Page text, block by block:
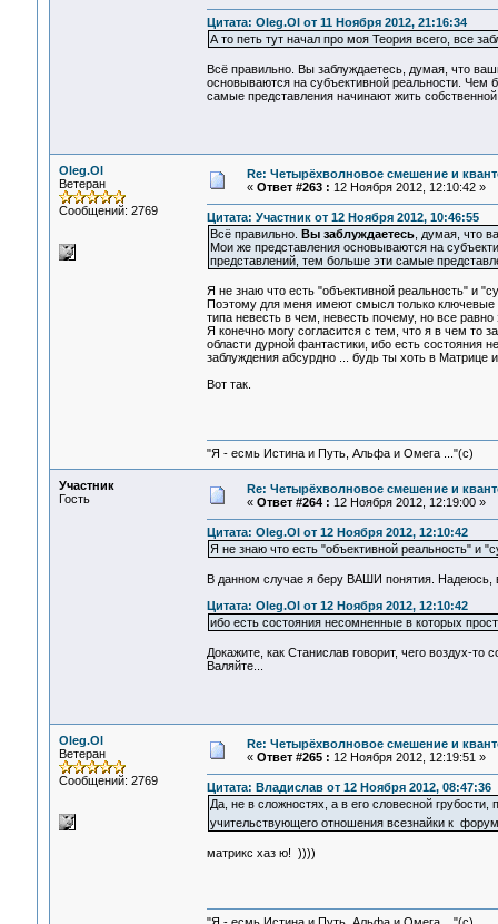
Цитата: Oleg.Ol от 11 Ноября 2012, 21:16:34
А то петь тут начал про моя Теория всего, все
Всё правильно. Вы заблуждаетесь, думая, что
основываются на субъективной реальности. Чем
самые представления начинают жить
Oleg.Ol
Ветеран
Сообщений: 2769
Re: Четырёхволновое смешение и
« Ответ #263 : 12 Ноября 2012, 12:10:42 »
Цитата: Участник от 12 Ноября 2012, 10:46:55
Всё правильно.
Вы заблуждаетесь, думая, что
Мои же представления основываются на
представлений, тем больше эти самые
Я не знаю что есть "объективной реальность" и
Поэтому для меня имеют смысл только
типа невесть в чем, невесть почему, но все равно
Я конечно могу согласится с тем, что я в чем то
области дурной фантастики, ибо есть состояния
заблуждения абсурдно ... будь ты хоть в
Вот так.
"Я - есмь Истина и Путь, Альфа и Омега ..."(с)
Участник
Гость
Re: Четырёхволновое смешение и
« Ответ #264 : 12 Ноября 2012, 12:19:00 »
Цитата: Oleg.Ol от 12 Ноября 2012, 12:10:42
Я не знаю что есть "объективной реальность" и
В данном случае я беру ВАШИ понятия.
Цитата: Oleg.Ol от 12 Ноября 2012, 12:10:42
ибо есть состояния несомненные в которых
Докажите, как Станислав говорит, чего воздух-то
Валяйте...
Oleg.Ol
Ветеран
Сообщений: 2769
Re: Четырёхволновое смешение и
« Ответ #265 : 12 Ноября 2012, 12:19:51 »
Цитата: Владислав от 12 Ноября 2012, 08:47:36
Да, не в сложностях, а в его словесной грубости,
учительствующего отношения всезнайки к
матрикс хаз ю! ))))